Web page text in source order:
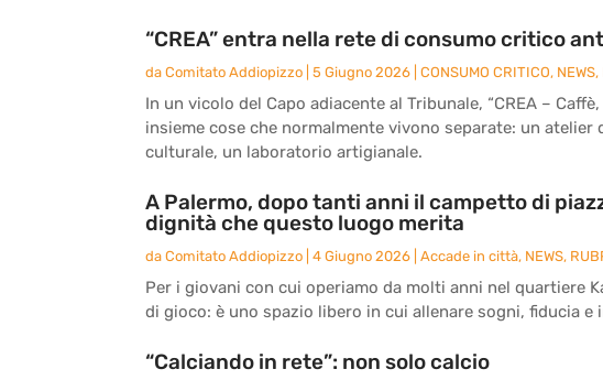
“CREA” entra nella rete di consumo critico
da Comitato Addiopizzo 5 Giugno 2026 CONSUMO CRITICO, NEWS,
In un vicolo del Capo adiacente al Tribunale, “CREA –
insieme cose che normalmente vivono separate: un
culturale, un laboratorio artigianale.
A Palermo, dopo tanti anni il campetto di
dignità che questo luogo merita
da Comitato Addiopizzo 4 Giugno 2026 Accade in città, NEWS,
Per i giovani con cui operiamo da molti anni nel quartiere
di gioco: è uno spazio libero in cui allenare sogni, fiducia e
“Calciando in rete”: non solo calcio